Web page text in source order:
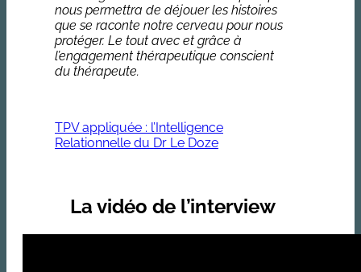
nous permettra de déjouer les histoires
que se raconte notre cerveau pour nous
protéger. Le tout avec et grâce à
l’engagement thérapeutique conscient
du thérapeute.
TPV appliquée : l’Intelligence
Relationnelle du Dr Le Doze
La vidéo de l’interview